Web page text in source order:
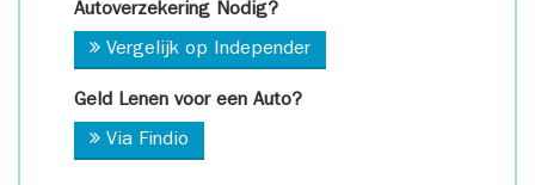
Autoverzekering Nodig?
Vergelijk op Independer
Geld Lenen voor een Auto?
Via Findio